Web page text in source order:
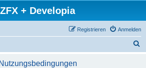
ZFX + Developia
Anmelden
Registrieren